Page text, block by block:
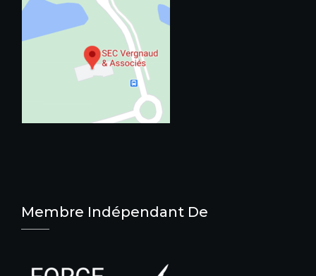
Membre Indépendant De